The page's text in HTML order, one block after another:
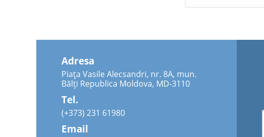
Adresa
Piața Vasile Alecsandri, nr. 8A, mun.
Bălți Republica Moldova, MD-3110
Tel.
(+373) 231 61980
Email